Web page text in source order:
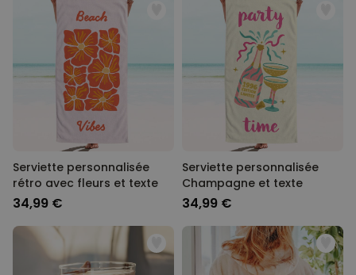
Serviette personnalisée
rétro avec fleurs et texte
34,99 €
Serviette personnalisée
Champagne et texte
34,99 €